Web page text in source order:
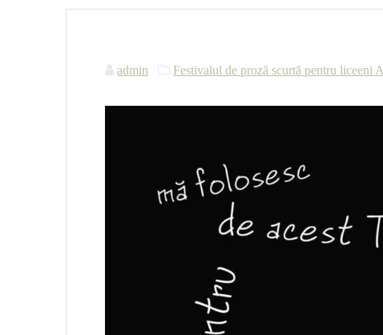
admin Festivalul de proză scurtă pentru liceeni